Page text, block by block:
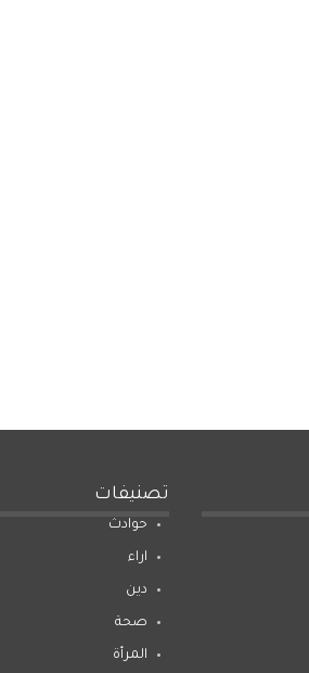
تصنيفات
حوادث
اراء
دين
صحة
المرأة